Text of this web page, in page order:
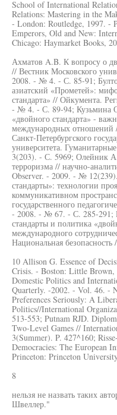
School of International
Relations: Mastering in the
- London: Routledge, 1997. -
Emperors, Old and New:
Chicago: Haymarket Books,
Ахматов A.B. К вопросу о
// Вестник Московского
2008. - № 4. - С. 85-91;
азиатский «Прометей»:
стандарта» // Ойкумента.
- № 4. - С. 89-94; Кузьмина
«двойного стандарта» -
международных отношений
Санкт-Петербургского
университета.
3(203). - С. 5969; Олейник
терроризма // научно-
Observer. - 2009. - №
стандарты»: технологии
коммуникативном
государственного
- 2008. - № 67. - С. 285-
стандарты и политика
международного
Национальная
10 Allison G. Essence of
Crisis. - Boston: Little Brown,
Domestic Politics and
Quarterly. -2002. - Vol. 46. -
Preferences Seriously: A
Politics//International
513-553; Putnam RJD.
Two-Level Games //
3(Summer). P. 427^160;
Democracies: The European
Princeton: Princeton
8
нельзя не назвать таких
Швеллер."